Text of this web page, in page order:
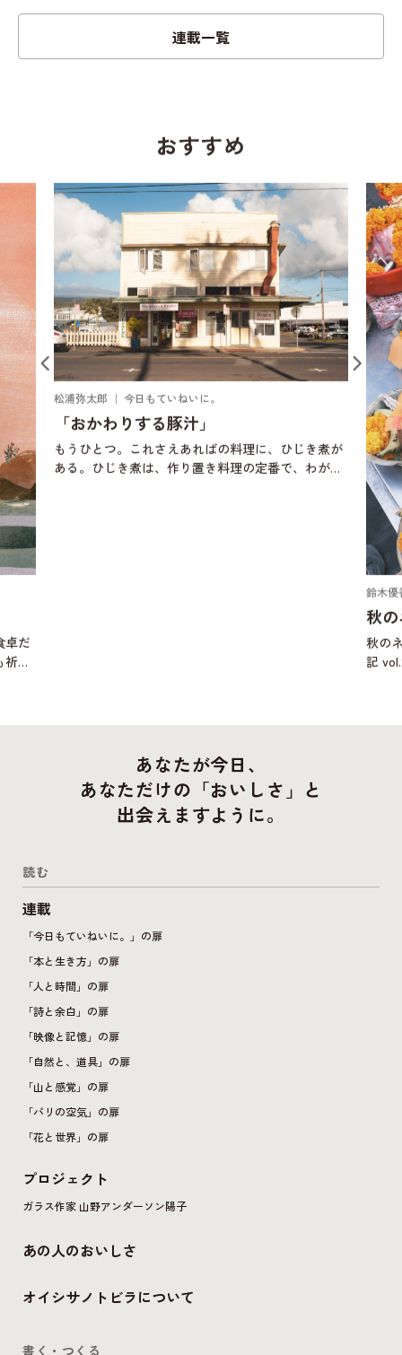
連載一覧
おすすめ
卓だ
り
松浦弥太郎 ｜ 今日もていねいに。
「おかわりする豚汁」
もうひとつ。これさえあればの料理に、ひじき煮が
ある。ひじき煮は、作り置き料理の定番で、わが家
鈴木優
秋
秋の
記
あなたが今日、
あなただけの「おいしさ」と
出会えますように。
読む
連載
「今日もていねいに。」の扉
「本と生き方」の扉
「人と時間」の扉
「詩と余白」の扉
「映像と記憶」の扉
「自然と、道具」の扉
「山と感覚」の扉
「パリの空気」の扉
「花と世界」の扉
プロジェクト
ガラス作家 山野アンダーソン陽子
あの人のおいしさ
オイシサノトビラについて
書く・つくる